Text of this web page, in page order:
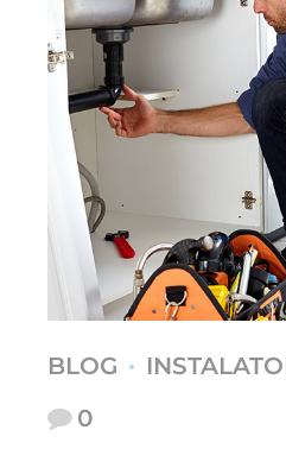
BLOG
0